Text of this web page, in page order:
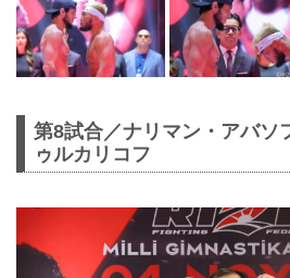
第8試合／ナリマン・アバソ
ゥルカリコフ